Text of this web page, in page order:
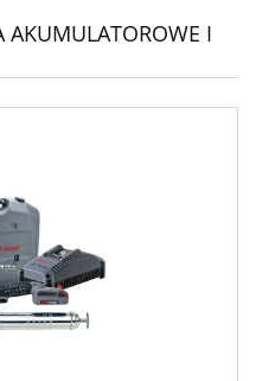
AKUMULATOROWE I